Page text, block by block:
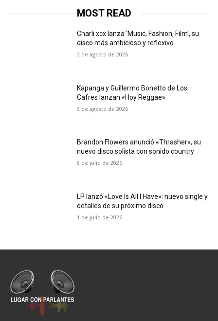
MOST READ
Charli xcx lanza ‘Music, Fashion, Film’, su
disco más ambicioso y reflexivo
3 de agosto de 2026
Kapanga y Guillermo Bonetto de Los
Cafres lanzan «Hoy Reggae»
3 de agosto de 2026
Brandon Flowers anunció «Thrasher», su
nuevo disco solista con sonido country
8 de julio de 2026
LP lanzó «Love Is All I Have»: nuevo single y
detalles de su próximo disco
1 de julio de 2026